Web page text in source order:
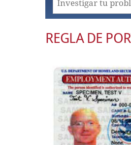
REGLA DE